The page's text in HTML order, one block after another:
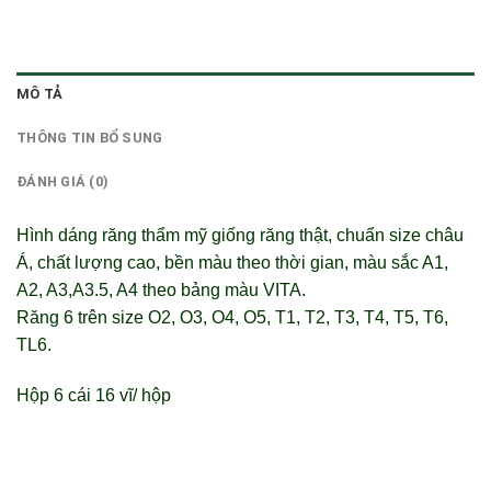
MÔ TẢ
THÔNG TIN BỔ SUNG
ĐÁNH GIÁ (0)
Hình dáng răng thẩm mỹ giống răng thật, chuẩn size châu
Á, chất lượng cao, bền màu theo thời gian, màu sắc A1,
A2, A3,A3.5, A4 theo bảng màu VITA.
Răng 6 trên size O2, O3, O4, O5, T1, T2, T3, T4, T5, T6,
TL6.
Hộp 6 cái 16 vĩ/ hộp